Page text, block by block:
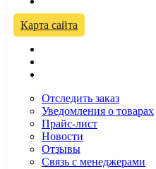
Карта сайта
Отследить заказ
Уведомления о товарах
Прайс-лист
Новости
Отзывы
Связь с менеджерами